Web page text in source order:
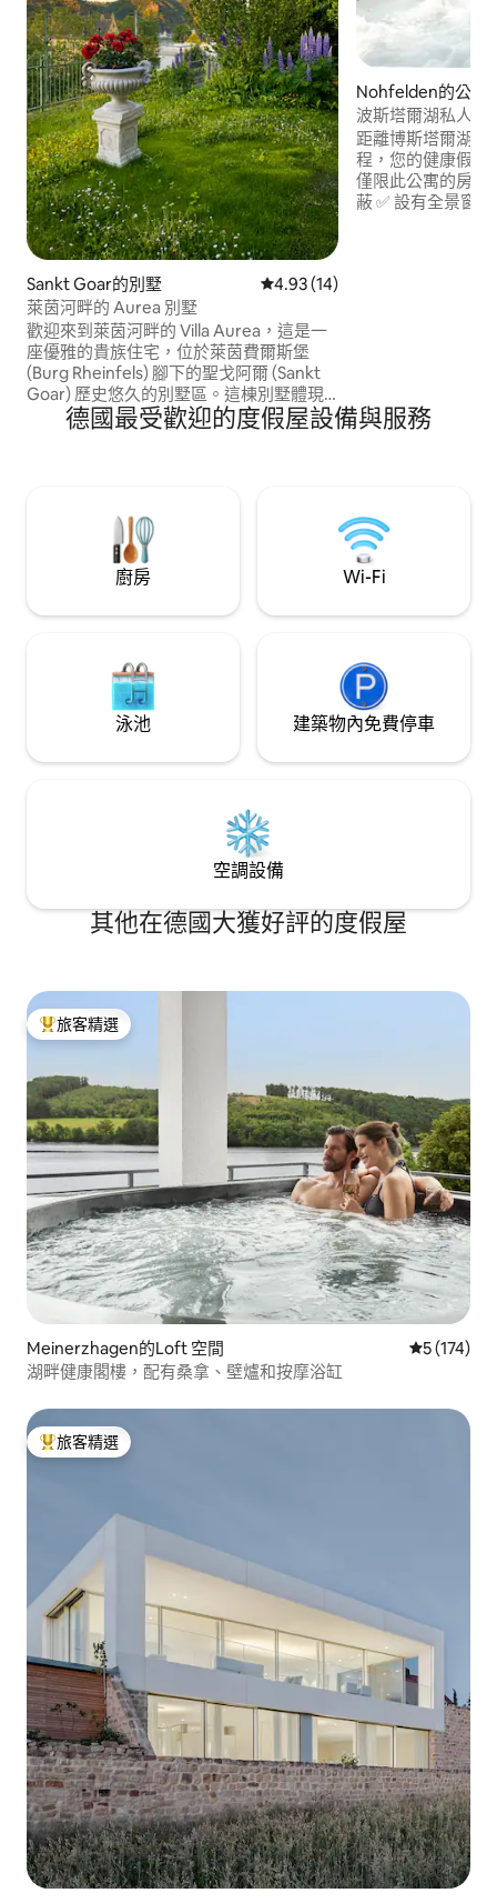
Sankt Goar的別墅 從 14 則評價中獲得 4.93 的平
4.93 (14)
萊茵河畔的 Aurea 別墅
歡迎來到萊茵河畔的 Villa Aurea，這是一
座優雅的貴族住宅，位於萊茵費爾斯堡
(Burg Rheinfels) 腳下的聖戈阿爾 (Sankt
Goar) 歷史悠久的別墅區。這棟別墅體現
了低調的奢華，將貴族傳統與優雅的室內
裝潢、可欣賞萊茵河景色的私人露臺以及
(Mittelrheintal) 享受優雅私密住宿的情侶
和高品味旅客。
Nohfelden的公寓
波斯塔爾湖私人豪
和按摩浴缸
距離博斯塔爾湖
程，您的健康假期
僅限此公寓的房客： ✅ 熱水浴缸-預熱
蔽 ✅ 設有全景窗
德國最受歡迎的度假屋設備與服務
廚房 Wi-Fi
泳池 建築物內免費停車
空調設備
其他在德國大獲好評的度假屋
旅客精選榜首
旅客精選
Meinerzhagen的Loft 空間 從 174 則
5 (174)
湖畔健康閣樓，配有桑拿、壁爐和按摩浴缸
旅客精選榜首
旅客精選